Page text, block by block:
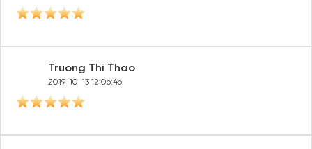
Truong Thi Thao
2019-10-13 12:06:46